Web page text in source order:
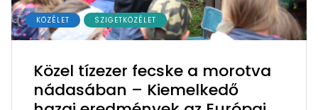
KÖZÉLET SZIGETKÖZÉLET
Közel tízezer fecske a morotva
nádasában – Kiemelkedő